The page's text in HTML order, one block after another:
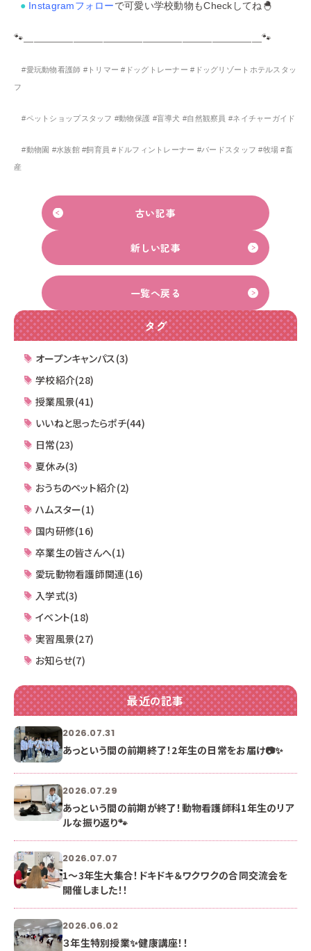
●Instagramフォローで可愛い学校動物もCheckしてね🐣
🐾＿＿＿＿＿＿＿＿＿＿＿＿＿＿＿＿＿＿＿＿＿＿＿＿🐾
#愛玩動物看護師 #トリマー #ドッグトレーナー #ドッグリゾートホテルスタッ
フ
#ペットショップスタッフ #動物保護 #盲導犬 #自然観察員 #ネイチャーガイド
#動物園 #水族館 #飼育員 #ドルフィントレーナー #バードスタッフ #牧場 #畜
産
古い記事
新しい記事
一覧へ戻る
タグ
オープンキャンパス(3)
学校紹介(28)
授業風景(41)
いいねと思ったらポチ(44)
日常(23)
夏休み(3)
おうちのペット紹介(2)
ハムスター(1)
国内研修(16)
卒業生の皆さんへ(1)
愛玩動物看護師関連(16)
入学式(3)
イベント(18)
実習風景(27)
お知らせ(7)
最近の記事
2026.07.31
あっという間の前期終了！2年生の日常をお届け📷✨
2026.07.29
あっという間の前期が終了！動物看護師科1年生のリア
ルな振り返り🐾
2026.07.07
1〜3年生大集合！ドキドキ＆ワクワクの合同交流会を
開催しました！！
2026.06.02
３年生特別授業✨健康講座！！